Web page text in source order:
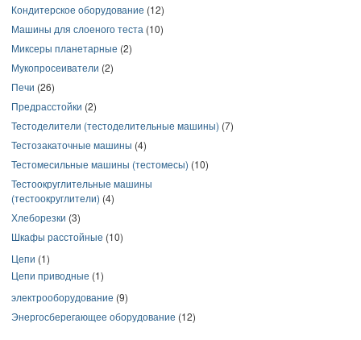
Кондитерское оборудование (12)
Машины для слоеного теста (10)
Миксеры планетарные (2)
Мукопросеиватели (2)
Печи (26)
Предрасстойки (2)
Тестоделители (тестоделительные машины) (7)
Тестозакаточные машины (4)
Тестомесильные машины (тестомесы) (10)
Тестоокруглительные машины
(тестоокруглители) (4)
Хлеборезки (3)
Шкафы расстойные (10)
Цепи (1)
Цепи приводные (1)
электрооборудование (9)
Энергосберегающее оборудование (12)